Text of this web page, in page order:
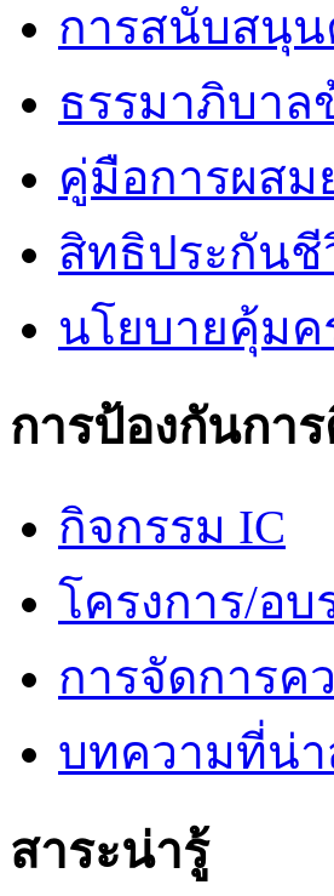
การสนับสนุน
ธรรมาภิบาล
คู่มือการผสม
สิทธิประกัน
นโยบายคุ้มค
การป้องกันกา
กิจกรรม IC
โครงการ/อบ
การจัดการค
บทความที่น่า
สาระน่ารู้